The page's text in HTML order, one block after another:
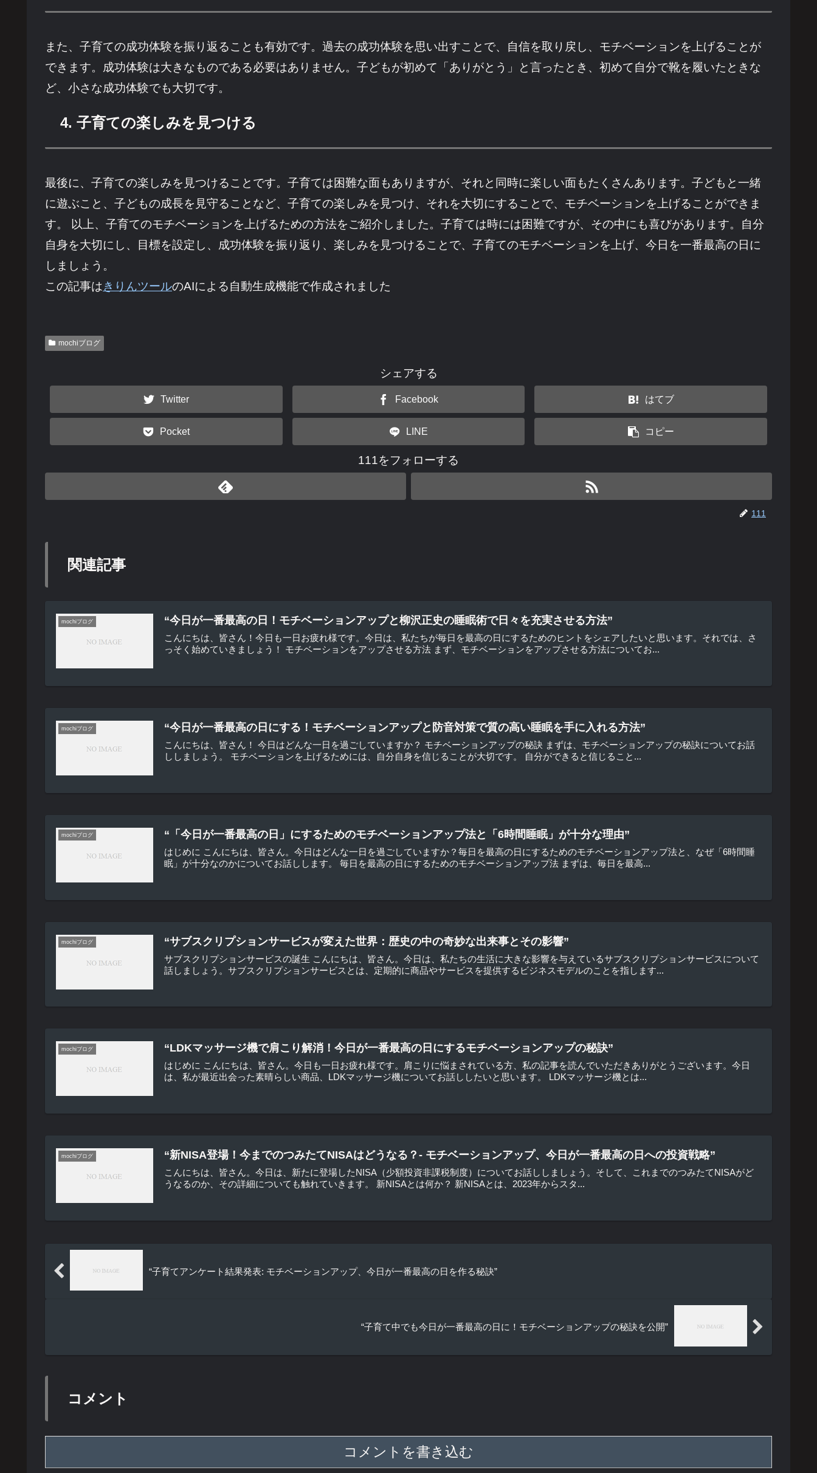
また、子育ての成功体験を振り返ることも有効です。過去の成功体験を思い出すことで、自信を取り戻し、モチベーションを上げることが
できます。成功体験は大きなものである必要はありません。子どもが初めて「ありがとう」と言ったとき、初めて自分で靴を履いたときな
ど、小さな成功体験でも大切です。
4. 子育ての楽しみを見つける
最後に、子育ての楽しみを見つけることです。子育ては困難な面もありますが、それと同時に楽しい面もたくさんあります。子どもと一緒
に遊ぶこと、子どもの成長を見守ることなど、子育ての楽しみを見つけ、それを大切にすることで、モチベーションを上げることができま
す。 以上、子育てのモチベーションを上げるための方法をご紹介しました。子育ては時には困難ですが、その中にも喜びがあります。自分
自身を大切にし、目標を設定し、成功体験を振り返り、楽しみを見つけることで、子育てのモチベーションを上げ、今日を一番最高の日に
しましょう。
この記事はきりんツールのAIによる自動生成機能で作成されました
mochiブログ
シェアする
Twitter Facebook はてブ
Pocket LINE コピー
111をフォローする
111
関連記事
mochiブログ “今日が一番最高の日！モチベーションアップと柳沢正史の睡眠術で日々を充実させる方法”
こんにちは、皆さん！今日も一日お疲れ様です。今日は、私たちが毎日を最高の日にするためのヒントをシェアしたいと思います。それでは、さ
っそく始めていきましょう！ モチベーションをアップさせる方法 まず、モチベーションをアップさせる方法についてお...
mochiブログ “今日が一番最高の日にする！モチベーションアップと防音対策で質の高い睡眠を手に入れる方法”
こんにちは、皆さん！ 今日はどんな一日を過ごしていますか？ モチベーションアップの秘訣 まずは、モチベーションアップの秘訣についてお話
ししましょう。 モチベーションを上げるためには、自分自身を信じることが大切です。 自分ができると信じること...
mochiブログ “「今日が一番最高の日」にするためのモチベーションアップ法と「6時間睡眠」が十分な理由”
はじめに こんにちは、皆さん。今日はどんな一日を過ごしていますか？毎日を最高の日にするためのモチベーションアップ法と、なぜ「6時間睡
眠」が十分なのかについてお話しします。 毎日を最高の日にするためのモチベーションアップ法 まずは、毎日を最高...
mochiブログ “サブスクリプションサービスが変えた世界：歴史の中の奇妙な出来事とその影響”
サブスクリプションサービスの誕生 こんにちは、皆さん。今日は、私たちの生活に大きな影響を与えているサブスクリプションサービスについて
話しましょう。サブスクリプションサービスとは、定期的に商品やサービスを提供するビジネスモデルのことを指します...
mochiブログ “LDKマッサージ機で肩こり解消！今日が一番最高の日にするモチベーションアップの秘訣”
はじめに こんにちは、皆さん。今日も一日お疲れ様です。肩こりに悩まされている方、私の記事を読んでいただきありがとうございます。今日
は、私が最近出会った素晴らしい商品、LDKマッサージ機についてお話ししたいと思います。 LDKマッサージ機とは...
mochiブログ “新NISA登場！今までのつみたてNISAはどうなる？- モチベーションアップ、今日が一番最高の日への投資戦略”
こんにちは、皆さん。今日は、新たに登場したNISA（少額投資非課税制度）についてお話ししましょう。そして、これまでのつみたてNISAがど
うなるのか、その詳細についても触れていきます。 新NISAとは何か？ 新NISAとは、2023年からスタ...
“子育てアンケート結果発表: モチベーションアップ、今日が一番最高の日を作る秘訣”
“子育て中でも今日が一番最高の日に！モチベーションアップの秘訣を公開”
コメント
コメントを書き込む